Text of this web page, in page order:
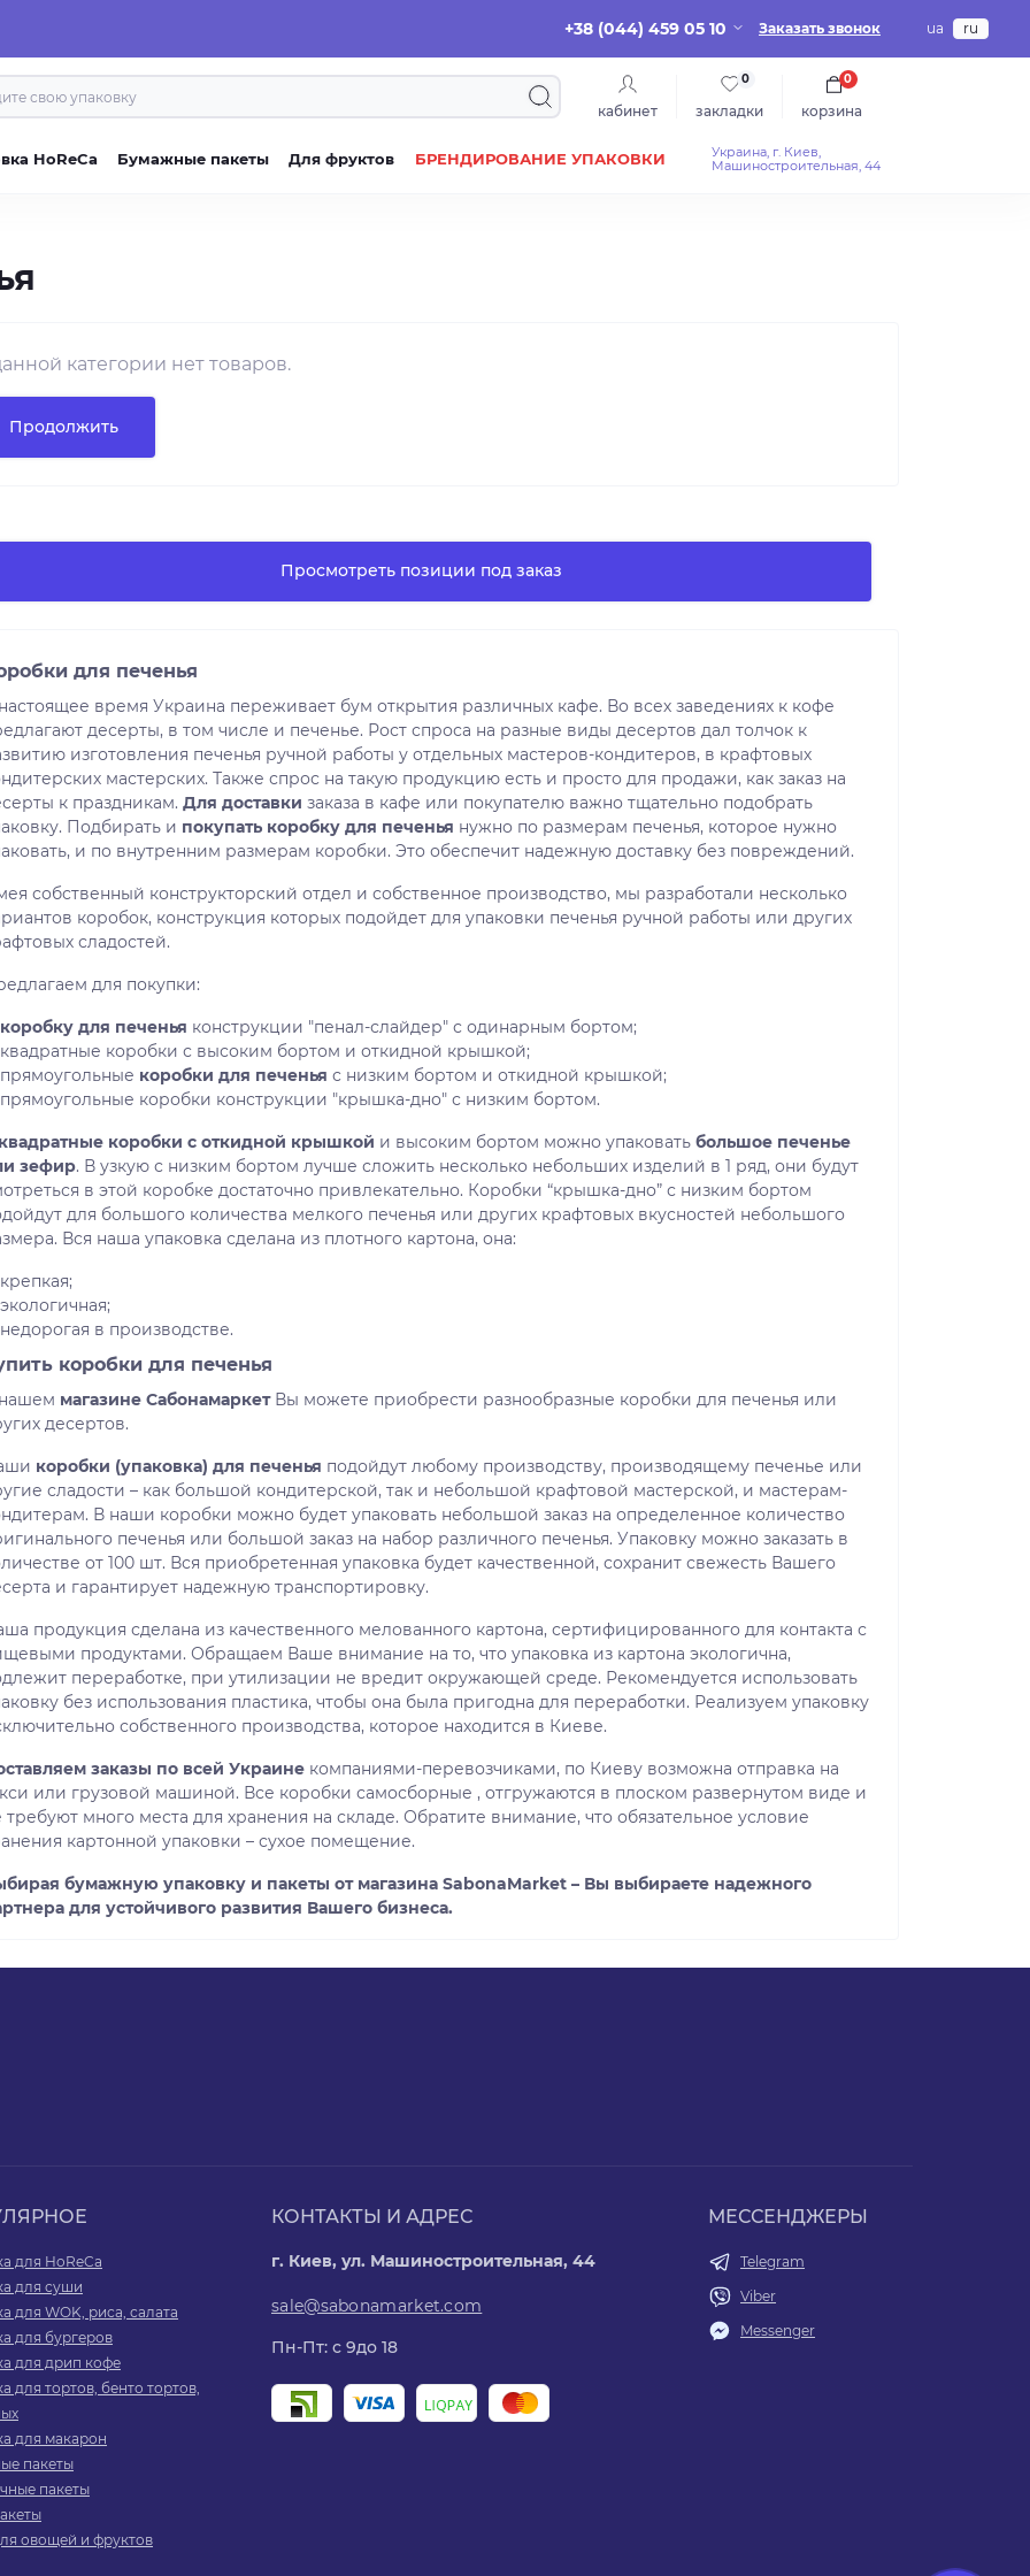
+38 (044) 459 05 10 Заказать звонок ua ru
кабинет закладки
0
корзина
0
HoReCa Бумажные пакеты Для фруктов БРЕНДИРОВАНИЕ УПАКОВКИ
Украина, г. Киев,
Машиностроительная, 44
категории нет товаров.
Продолжить
Просмотреть позиции под заказ
для печенья
время Украина переживает бум открытия различных кафе. Во всех заведениях к кофе
десерты, в том числе и печенье. Рост спроса на разные виды десертов дал толчок к
изготовления печенья ручной работы у отдельных мастеров-кондитеров, в крафтовых
мастерских. Также спрос на такую ​​продукцию есть и просто для продажи, как заказ на
к праздникам. Для доставки заказа в кафе или покупателю важно тщательно подобрать
Подбирать и покупать коробку для печенья нужно по размерам печенья, которое нужно
и по внутренним размерам коробки. Это обеспечит надежную доставку без повреждений.
собственный конструкторский отдел и собственное производство, мы разработали несколько
коробок, конструкция которых подойдет для упаковки печенья ручной работы или других
сладостей.
для покупки:
коробку для печенья конструкции "пенал-слайдер" с одинарным бортом;
квадратные коробки с высоким бортом и откидной крышкой;
прямоугольные коробки для печенья с низким бортом и откидной крышкой;
прямоугольные коробки конструкции "крышка-дно" с низким бортом.
квадратные коробки с откидной крышкой и высоким бортом можно упаковать большое печенье
зефир. В узкую с низким бортом лучше сложить несколько небольших изделий в 1 ряд, они будут
в этой коробке достаточно привлекательно. Коробки “крышка-дно” с низким бортом
для большого количества мелкого печенья или других крафтовых вкусностей небольшого
Вся наша упаковка сделана из плотного картона, она:
крепкая;
экологичная;
недорогая в производстве.
коробки для печенья
магазине СабонамаркетВы можете приобрести разнообразные коробки для печенья или
десертов.
коробки (упаковка) для печенья подойдут любому производству, производящему печенье или
сладости – как большой кондитерской, так и небольшой крафтовой мастерской, и мастерам-
В наши коробки можно будет упаковать небольшой заказ на определенное количество
печенья или большой заказ на набор различного печенья. Упаковку можно заказать в
от 100 шт. Вся приобретенная упаковка будет качественной, сохранит свежесть Вашего
и гарантирует надежную транспортировку.
продукция сделана из качественного мелованного картона, сертифицированного для контакта с
продуктами. Обращаем Ваше внимание на то, что упаковка из картона экологична,
переработке, при утилизации не вредит окружающей среде. Рекомендуется использовать
без использования пластика, чтобы она была пригодна для переработки. Реализуем упаковку
собственного производства, которое находится в Киеве.
заказы по всей Украине компаниями-перевозчиками, по Киеву возможна отправка на
или грузовой машиной. Все коробки самосборные , отгружаются в плоском развернутом виде и
требуют много места для хранения на складе. Обратите внимание, что обязательное условие
картонной упаковки – сухое помещение.
бумажную упаковку и пакеты от магазина SabonaMarket – Вы выбираете надежного
для устойчивого развития Вашего бизнеса.
для HoReCa
для суши
для WOK, риса, салата
для бургеров
для дрип кофе
для тортов, бенто тортов,
для макарон
пакеты
пакеты
овощей и фруктов
КОНТАКТЫ И АДРЕС
г. Киев, ул. Машиностроительная, 44
sale@sabonamarket.com
Пн-Пт: с 9до 18
МЕССЕНДЖЕРЫ
Telegram
Viber
Messenger